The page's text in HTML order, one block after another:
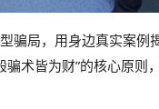
骗局，用身边真实案
术皆为财”的核心原则